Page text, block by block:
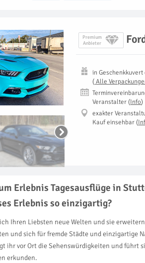
Premium
Anbieter
in
( Alle
Veranstalter (Info)
exakter
Kauf einsehbar (
Erlebnis Tagesausflüge in
Erlebnis so einzigartig?
Ihren Liebsten neue Welten und sie
und sich für fremde Städte und einzigartige
ihr vor Ort die Sehenswürdigkeiten und führt
erkunden.